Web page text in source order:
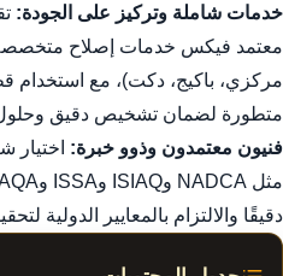
خدمات شاملة وتركيز على الجودة:
معتمد فيكس خدمات إصلاح متخصصة
متطورة لضمان تشخيص دقيق
فنيون معتمدون وذوو خبرة:
دقيقًا والالتزام بالمعايير الدولية